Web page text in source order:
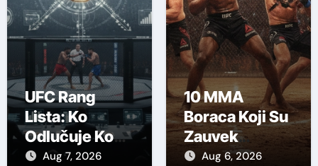
UFC Rang
Lista: Ko
Odlučuje Ko
Dobija Meč za
Aug 7, 2026
10 MMA
Boraca Koji Su
Zauvek
Promenili
Aug 6, 2026